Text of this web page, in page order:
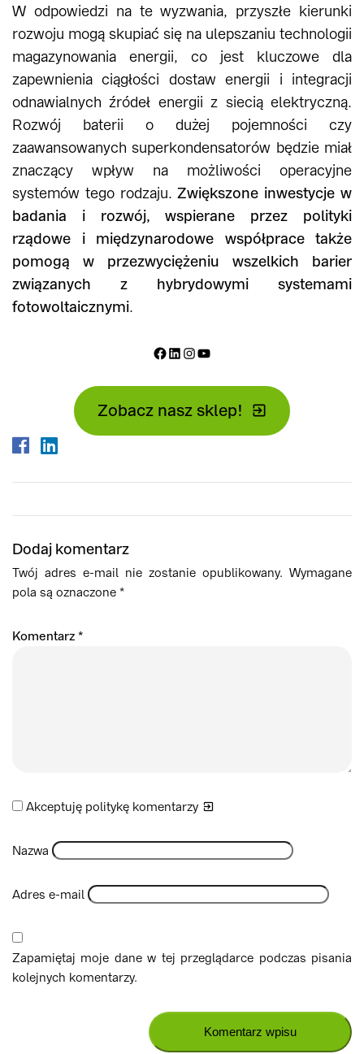
W odpowiedzi na te wyzwania, przyszłe kierunki
rozwoju mogą skupiać się na ulepszaniu technologii
magazynowania energii, co jest kluczowe dla
zapewnienia ciągłości dostaw energii i integracji
odnawialnych źródeł energii z siecią elektryczną.
Rozwój baterii o dużej pojemności czy
zaawansowanych superkondensatorów będzie miał
znaczący wpływ na możliwości operacyjne
systemów tego rodzaju.Zwiększone inwestycje w
badania i rozwój, wspierane przez polityki
rządowe i międzynarodowe współprace także
pomogą w przezwyciężeniu wszelkich barier
związanych z hybrydowymi systemami
fotowoltaicznymi.
Facebook
LinkedIn
Instagram
Zobacz nasz sklep!
Dodaj komentarz
Twój adres e-mail nie zostanie opublikowany. Wymagane
pola są oznaczone *
Komentarz *
Akceptuję politykę komentarzy
Nazwa
Adres e-mail
Zapamiętaj moje dane w tej przeglądarce podczas pisania
kolejnych komentarzy.